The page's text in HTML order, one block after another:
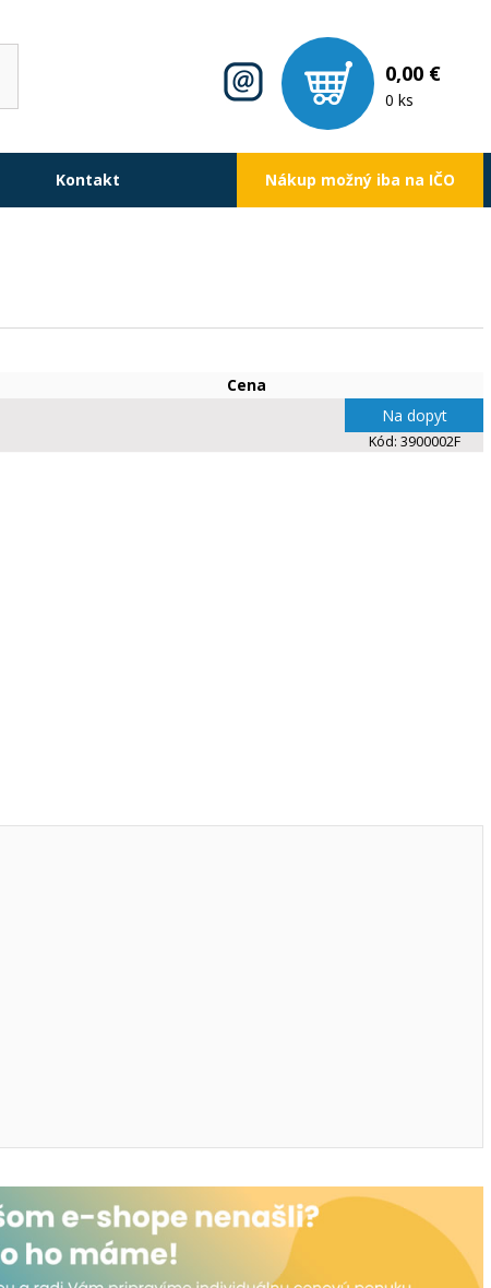
0,00 €
0 ks
Cena
Na dopyt
Kód: 3900002F
Kontakt Nákup možný iba na IČO